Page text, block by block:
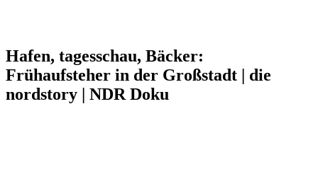
Hafen, tagesschau, Bäcker:
Frühaufsteher in der Großstadt | die
nordstory | NDR Doku